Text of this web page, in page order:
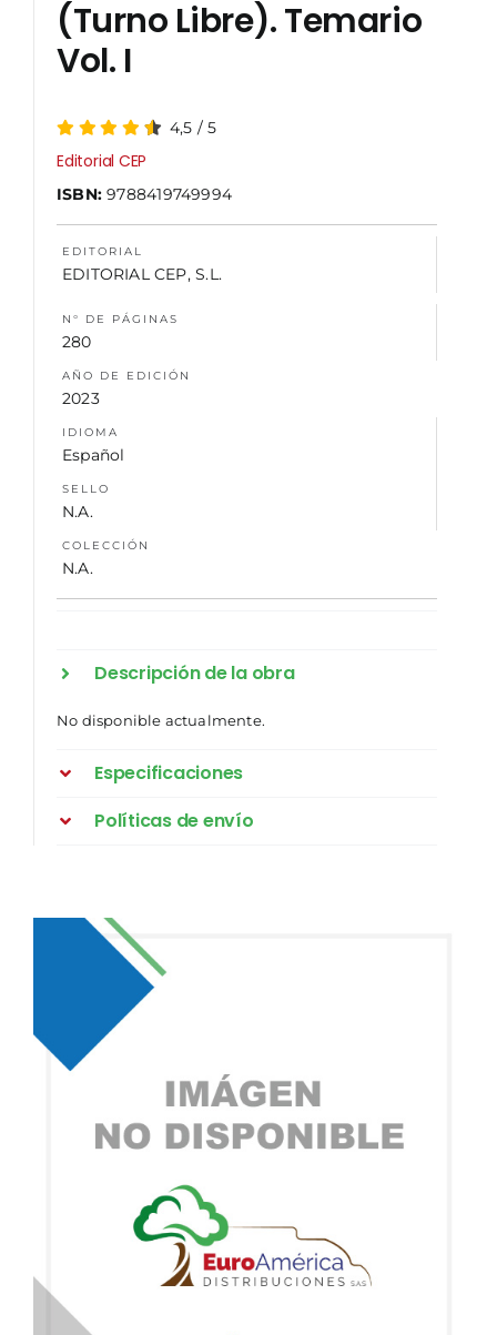
NOSOTROS
(Turno Libre). Temario
Vol. I
4,5 /5
Editorial CEP
ISBN:9788419749994
EDITORIAL
EDITORIAL CEP, S.L.
N° DE PÁGINAS
280
AÑO DE EDICIÓN
2023
IDIOMA
Español
SELLO
N.A.
COLECCIÓN
N.A.
Descripción de la obra
No disponible actualmente.
Especificaciones
Políticas de envío